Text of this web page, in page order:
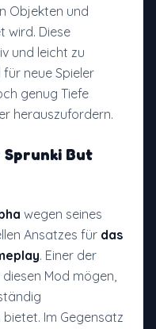
Objekten und
wird. Diese
und leicht zu
neue Spieler
genug Tiefe
herauszufordern.
Sprunki But
wegen seines
Ansatzes für das
. Einer der
Mod mögen,
Im Gegensatz